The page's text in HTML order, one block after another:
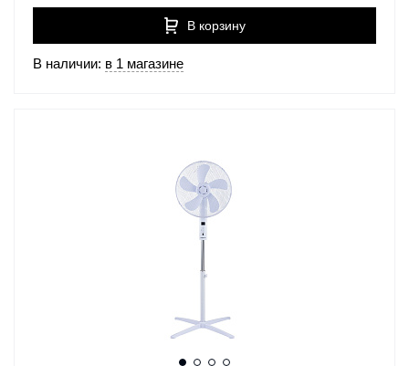
В корзину
В наличии: в 1 магазине